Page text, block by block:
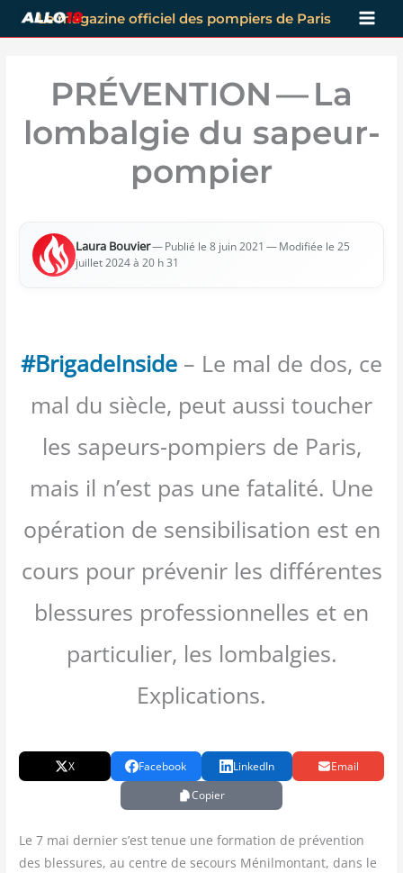
Aller
au
Le magazine officiel des pompiers de Paris
PRÉVENTION — La
lombalgie du sapeur-
pompier
Lau­ra Bou­vier— Publié le 8 juin 2021 — Modi­fiée le 25
juillet 2024 à 20 h 31
#BrigadeInside – Le mal de dos, ce
mal du siècle, peut aussi toucher
les sapeurs-pompiers de Paris,
mais il n’est pas une fatalité. Une
opération de sensibilisation est en
cours pour prévenir les différentes
blessures professionnelles et en
particulier, les lombalgies.
Explications.
X Facebook LinkedIn
Email
Copier
Le 7 mai der­nier s’est tenue une for­ma­tion de pré­ven­tion
des bles­sures, au centre de secours Ménil­mon­tant, dans le